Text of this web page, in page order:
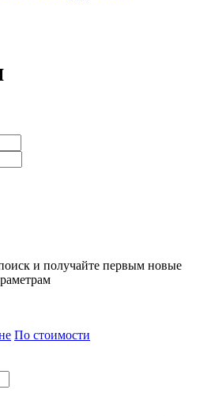
и получайте первым новые
По стоимости